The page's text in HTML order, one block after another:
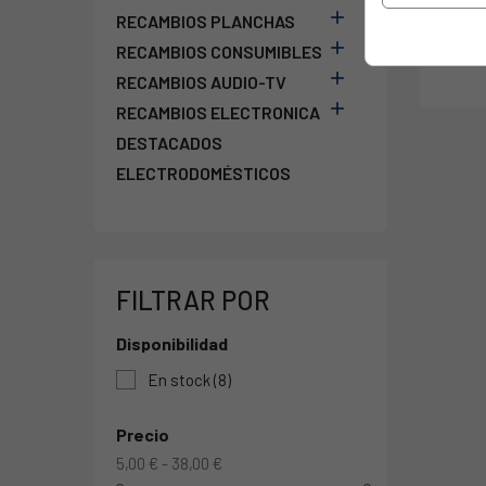
RECAMBIOS PLANCHAS 
RECAMBIOS CONSUMIBLES 
RECAMBIOS AUDIO-TV 
RECAMBIOS ELECTRONICA 
DESTACADOS
ELECTRODOMÉSTICOS
FILTRAR POR
Disponibilidad
En stock (8)
Precio
5,00 € - 38,00 €